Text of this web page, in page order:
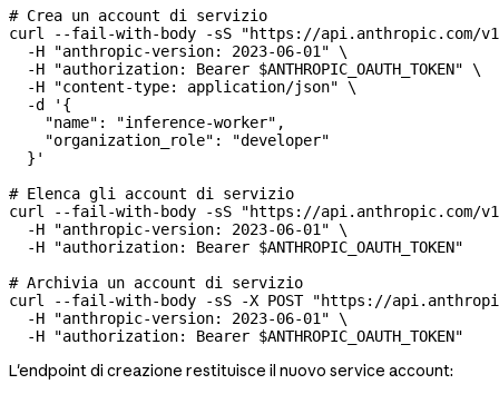
# Crea un account di servizio
curl
--fail-with-body -sS "https://api.anthropic.com/
  -H
"anthropic-version: 2023-06-01" \
  -H
"authorization: Bearer $ANTHROPIC_OAUTH_TOKEN" \
  -H
"content-type: application/json" \
  -d
'{
    "name": "inference-worker",
    "organization_role": "developer"
  }'
# Elenca gli account di servizio
curl
--fail-with-body -sS "https://api.anthropic.com/
  -H
"anthropic-version: 2023-06-01" \
  -H
"authorization: Bearer $ANTHROPIC_OAUTH_TOKEN"
# Archivia un account di servizio
curl
--fail-with-body -sS -X POST "https://
  -H
"anthropic-version: 2023-06-01" \
  -H
"authorization: Bearer $ANTHROPIC_OAUTH_TOKEN"
L'endpoint di creazione restituisce il nuovo service account: